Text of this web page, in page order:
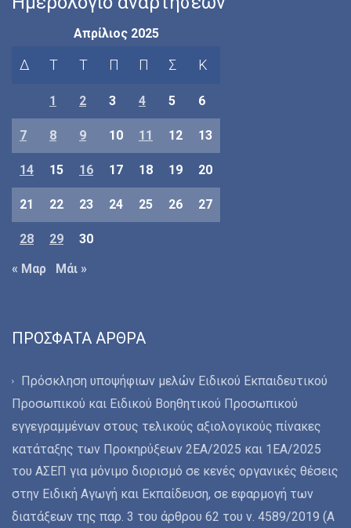
Απρίλιος 2025
Δ Τ Τ Π Π Σ Κ
1 2 3 4 5 6
7 8 9 10 11 12 13
14 15 16 17 18 19 20
21 22 23 24 25 26 27
28 29
30
« Μαρ
Μάι »
ΠΡΌΣΦΑΤΑ ΆΡΘΡΑ
Πρόσκληση υποψήφιων μελών Ειδικού Εκπαιδευτικού
Προσωπικού και Ειδικού Βοηθητικού Προσωπικού
εγγεγραμμένων στους τελικούς αξιολογικούς πίνακες
κατάταξης των Προκηρύξεων 2ΕΑ/2025 και 1ΕΑ/2025
του ΑΣΕΠ για μόνιμο διορισμό σε κενές οργανικές θέσεις
στην Ειδική Αγωγή και Εκπαίδευση, σε εφαρμογή των
διατάξεων της παρ. 3 του άρθρου 62 του ν. 4589/2019 (Α